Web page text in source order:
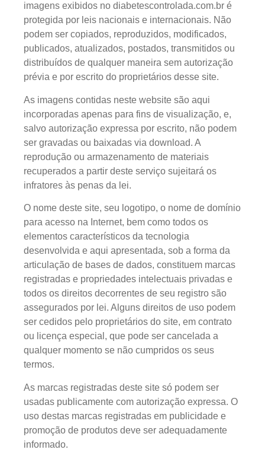
imagens exibidos no diabetescontrolada.com.br é
protegida por leis nacionais e internacionais. Não
podem ser copiados, reproduzidos, modificados,
publicados, atualizados, postados, transmitidos ou
distribuídos de qualquer maneira sem autorização
prévia e por escrito do proprietários desse site.
As imagens contidas neste website são aqui
incorporadas apenas para fins de visualização, e,
salvo autorização expressa por escrito, não podem
ser gravadas ou baixadas via download. A
reprodução ou armazenamento de materiais
recuperados a partir deste serviço sujeitará os
infratores às penas da lei.
O nome deste site, seu logotipo, o nome de domínio
para acesso na Internet, bem como todos os
elementos característicos da tecnologia
desenvolvida e aqui apresentada, sob a forma da
articulação de bases de dados, constituem marcas
registradas e propriedades intelectuais privadas e
todos os direitos decorrentes de seu registro são
assegurados por lei. Alguns direitos de uso podem
ser cedidos pelo proprietários do site, em contrato
ou licença especial, que pode ser cancelada a
qualquer momento se não cumpridos os seus
termos.
As marcas registradas deste site só podem ser
usadas publicamente com autorização expressa. O
uso destas marcas registradas em publicidade e
promoção de produtos deve ser adequadamente
informado.